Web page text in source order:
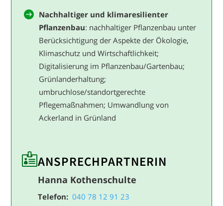
Nachhaltiger und klimaresilienter
Pflanzenbau: nachhaltiger Pflanzenbau unter
Berücksichtigung der Aspekte der Ökologie,
Klimaschutz und Wirtschaftlichkeit;
Digitalisierung im Pflanzenbau/Gartenbau;
Grünlanderhaltung;
umbruchlose/standortgerechte
Pflegemaßnahmen; Umwandlung von
Ackerland in Grünland
ANSPRECH­PARTNERIN
Hanna Kothenschulte
Telefon: 040 78 12 91 23